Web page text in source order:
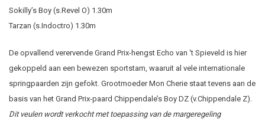
Sokilly’s Boy (s.Revel O) 1.30m
Tarzan (s.Indoctro) 1.30m
De opvallend verervende Grand Prix-hengst Echo van ‘t Spieveld is hier
gekoppeld aan een bewezen sportstam, waaruit al vele internationale
springpaarden zijn gefokt. Grootmoeder Mon Cherie staat tevens aan de
basis van het Grand Prix-paard Chippendale’s Boy DZ (v.Chippendale Z).
Dit veulen wordt verkocht met toepassing van de margeregeling